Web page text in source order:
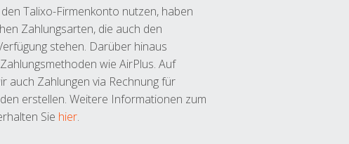
Talixo-Firmenkonto nutzen, haben
Zahlungsarten, die auch den
stehen. Darüber hinaus
wie AirPlus. Auf
auch Zahlungen via Rechnung für
erstellen. Weitere Informationen zum
Sie hier.